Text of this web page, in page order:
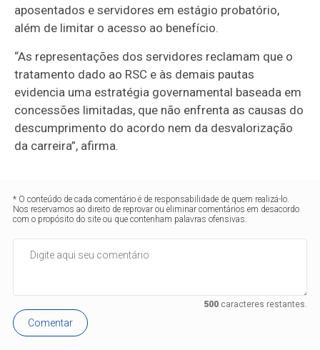
aposentados e servidores em estágio probatório,
além de limitar o acesso ao benefício.
“As representações dos servidores reclamam que o
tratamento dado ao RSC e às demais pautas
evidencia uma estratégia governamental baseada em
concessões limitadas, que não enfrenta as causas do
descumprimento do acordo nem da desvalorização
da carreira”, afirma.
* O conteúdo de cada comentário é de responsabilidade de quem realizá-lo.
Nos reservamos ao direito de reprovar ou eliminar comentários em desacordo
com o propósito do site ou que contenham palavras ofensivas.
500caracteres restantes.
Comentar